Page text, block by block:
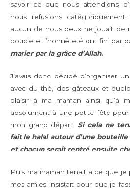
savoir ce que nous attendions
nous refusions
aucun de nous deux ne jouait de
boucle et l’honnêteté ont fini par
marier par la grâce d’Allah.
J’avais donc décidé d’organiser
avec du thé, des gâteaux et
plaisir à ma maman ainsi qu’à
absolument à une petite fête
mon grand départ. Si cela ne
fait le halal autour d’une bouteille
et chacun serait rentré ensuite
Puis ma maman tenait à ce que
mes amies insistait pour que je